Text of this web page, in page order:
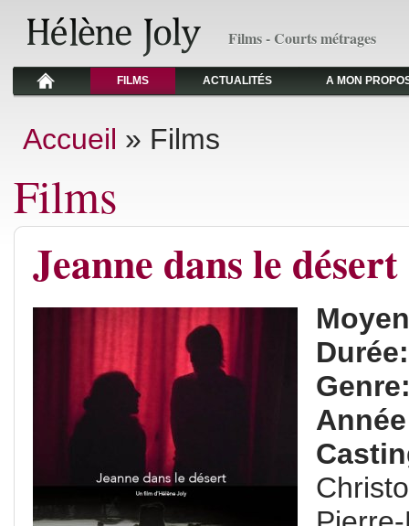
Films - Courts métrages
FILMS ACTUALITÉS A MON
Vous êtes ici
Accueil » Films
Films
Jeanne dans le désert